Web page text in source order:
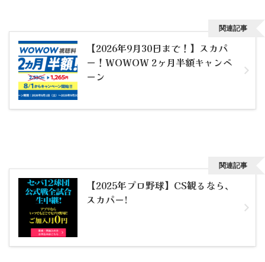
【2026年9月30日まで！】スカパ
ー！WOWOW 2ヶ月半額キャンペ
ーン
関連記事
【2025年プロ野球】CS観るなら、
スカパー!
関連記事